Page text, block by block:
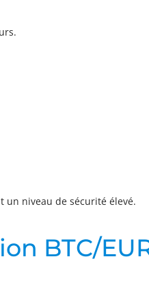
un niveau de sécurité élevé.
BTC/